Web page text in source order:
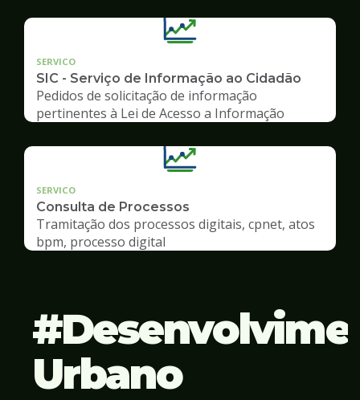
SERVICO
SIC - Serviço de Informação ao Cidadão
Pedidos de solicitação de informação
pertinentes à Lei de Acesso a Informação
SERVICO
Consulta de Processos
Tramitação dos processos digitais, cpnet, atos
bpm, processo digital
Urbano